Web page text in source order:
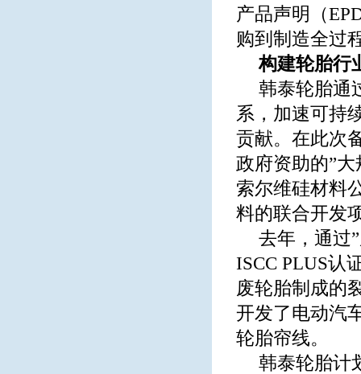
产品声明（
购到制造全过
构建轮胎行
韩泰轮胎通
系，加速可持
贡献。在此次
政府资助的”
索尔维硅材料
料的联合开发
去年，通过
ISCC PLUS认
废轮胎制成的
开发了电动汽
轮胎帘线。
韩泰轮胎计